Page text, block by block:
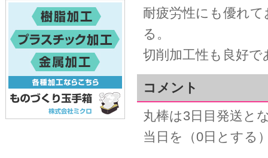
耐疲労性にも優れ
る。
切削加工性も良好で
コメント
丸棒は3日目発送と
当日を（0日とする